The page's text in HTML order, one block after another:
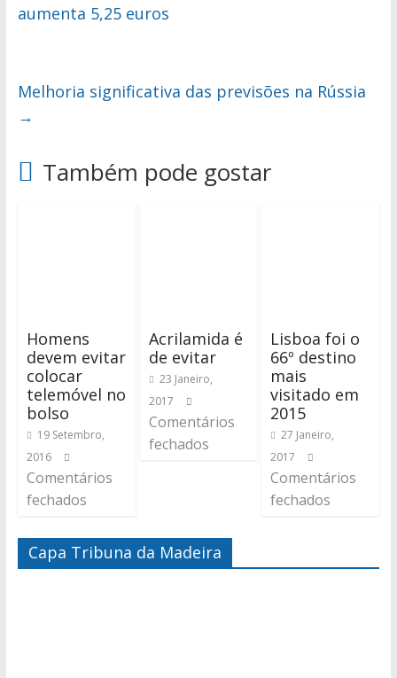
aumenta 5,25 euros
Melhoria significativa das previsões na Rússia
→
Também pode gostar
Homens
devem evitar
colocar
telemóvel no
bolso
19 Setembro,
2016
Comentários
fechados
Acrilamida é
de evitar
23 Janeiro,
2017
Comentários
fechados
Lisboa foi o
66º destino
mais
visitado em
2015
27 Janeiro,
2017
Comentários
fechados
Capa Tribuna da Madeira